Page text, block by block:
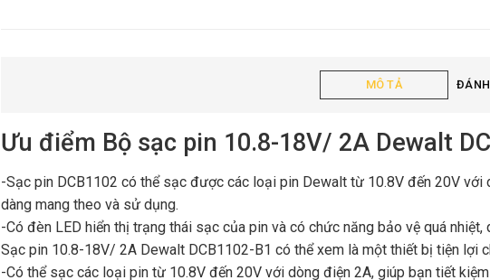
MÔ TẢ
Ưu điểm Bộ sạc pin 10.8-18V/ 2A Dewalt
-Sạc pin DCB1102 có thể sạc được các loại pin Dewalt từ 10.8V đến 20V với
dàng mang theo và sử dụng.
-Có đèn LED hiển thị trạng thái sạc của pin và có chức năng bảo vệ quá nhiệt,
Sạc pin 10.8-18V/ 2A Dewalt DCB1102-B1 có thể xem là một thiết bị tiện lợi
-Có thể sạc các loại pin từ 10.8V đến 20V với dòng điện 2A, giúp bạn tiết